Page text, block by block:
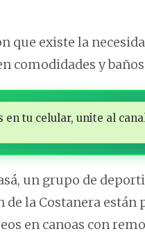
que existe la
comodidades y
en tu celular, unite al
un grupo de
la Costanera
en canoas con